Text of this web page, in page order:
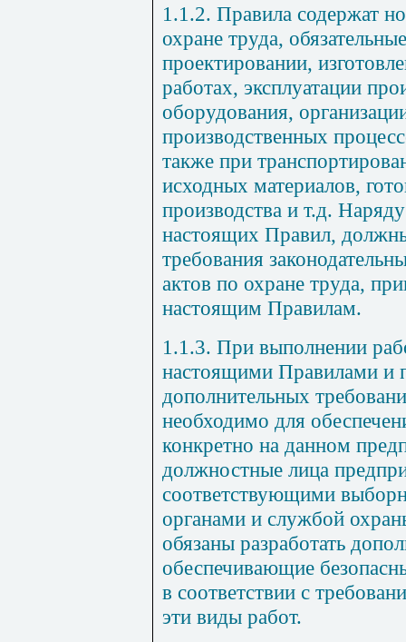
1.1.2. Правила содержат
охране труда,
проектировании,
работах, эксплуатации
оборудования,
производственных
также при
исходных материалов,
производства и т.д.
настоящих Правил,
требования
актов по охране труда,
настоящим Правилам.
1.1.3. При выполнении
настоящими Правилами и
дополнительных
необходимо для
конкретно на данном
должностные лица
соответствующими
органами и службой
обязаны разработать
обеспечивающие
в соответствии с
эти виды работ.